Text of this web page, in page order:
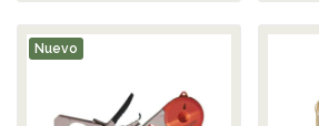
Nuevo